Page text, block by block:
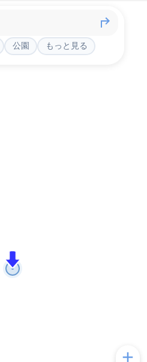
公園 もっと見る